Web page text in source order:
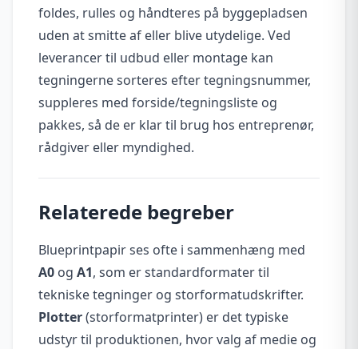
foldes, rulles og håndteres på byggepladsen
uden at smitte af eller blive utydelige. Ved
leverancer til udbud eller montage kan
tegningerne sorteres efter tegningsnummer,
suppleres med forside/tegningsliste og
pakkes, så de er klar til brug hos entreprenør,
rådgiver eller myndighed.
Relaterede begreber
Blueprintpapir ses ofte i sammenhæng med
A0 og A1, som er standardformater til
tekniske tegninger og storformatudskrifter.
Plotter(storformatprinter) er det typiske
udstyr til produktionen, hvor valg af medie og